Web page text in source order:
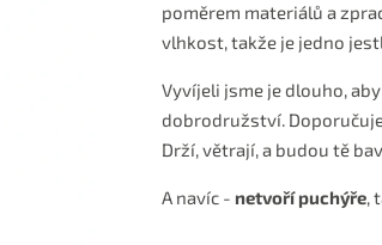
poměrem materiálů a
vlhkost, takže je jedno
Vyvíjeli jsme je dlouho,
dobrodružství.
Drží, větrají, a budou tě
A navíc - netvoří puchýře,